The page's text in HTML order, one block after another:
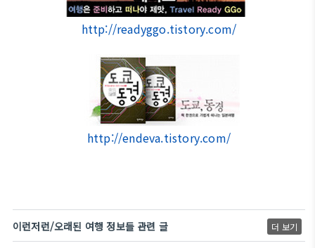
http://readyggo.tistory.com/
http://endeva.tistory.com/
이런저런/오래된 여행 정보들 관련 글 더 보기